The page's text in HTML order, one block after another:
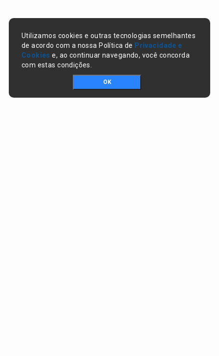
Utilizamos cookies e outras tecnologias semelhantes
de acordo com a nossa Política de Privacidade e
Cookies e, ao continuar navegando, você concorda
com estas condições.
OK